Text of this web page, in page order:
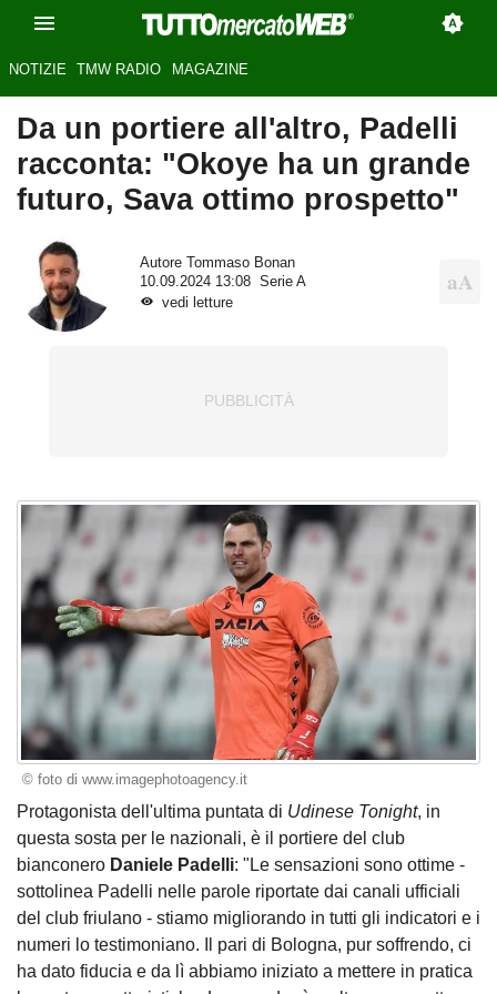
NOTIZIE TMW RADIO MAGAZINE
Da un portiere all'altro, Padelli
racconta: "Okoye ha un grande
futuro, Sava ottimo prospetto"
Autore
Tommaso Bonan
10.09.2024 13:08
Serie A
vedi letture
© foto di www.imagephotoagency.it
Protagonista dell'ultima puntata di Udinese Tonight, in
questa sosta per le nazionali, è il portiere del club
bianconero Daniele Padelli: "Le sensazioni sono ottime -
sottolinea Padelli nelle parole riportate dai canali ufficiali
del club friulano - stiamo migliorando in tutti gli indicatori e i
numeri lo testimoniano. Il pari di Bologna, pur soffrendo, ci
ha dato fiducia e da lì abbiamo iniziato a mettere in pratica